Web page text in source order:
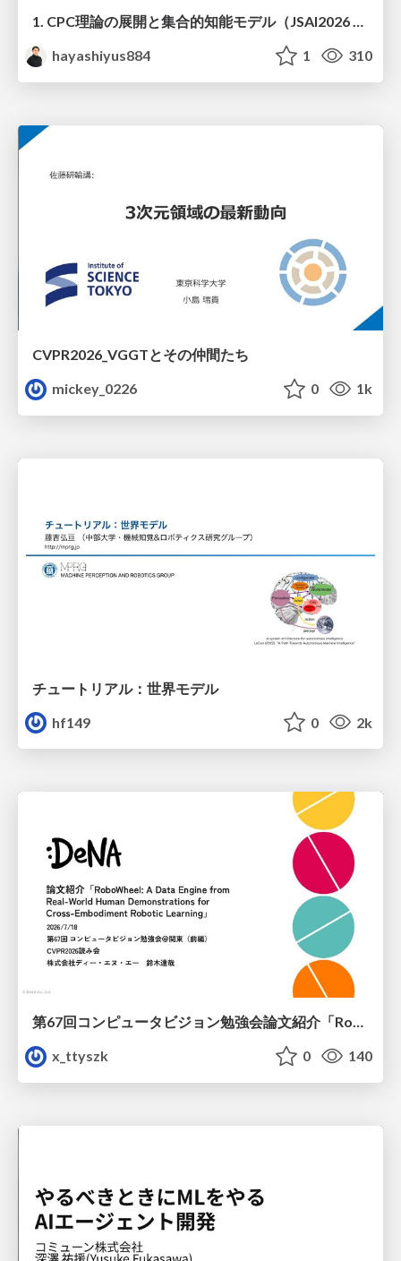
hayashiyus884
1 310
CVPR2026_VGGTとその仲間たち
mickey_0226
0 1k
チュートリアル：世界モデル
hf149
0 2k
第67回コンピュータビジョン勉強会論文紹介「RoboWheel: A Data Engine from Real-World Human Demonstrations for Cross-Embodiment Robotic Learning」
x_ttyszk
0 140